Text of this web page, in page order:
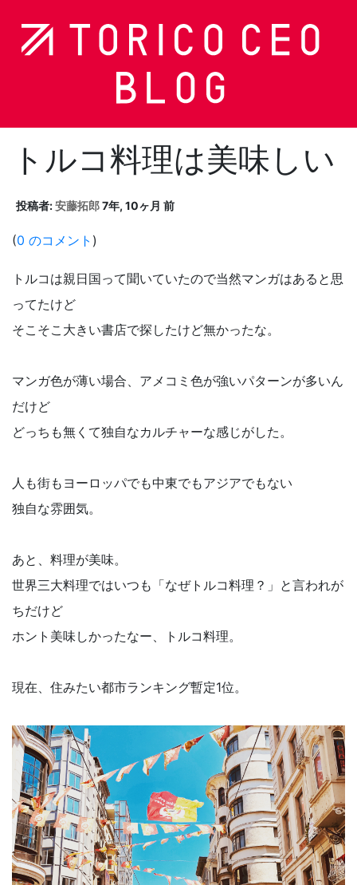
トルコ料理は美味しい
投稿者:安藤拓郎7年, 10ヶ月 前
(0 のコメント )
トルコは親日国って聞いていたので当然マンガはあると思
ってたけど
そこそこ大きい書店で探したけど無かったな。
マンガ色が薄い場合、アメコミ色が強いパターンが多いん
だけど
どっちも無くて独自なカルチャーな感じがした。
人も街もヨーロッパでも中東でもアジアでもない
独自な雰囲気。
あと、料理が美味。
世界三大料理ではいつも「なぜトルコ料理？」と言われが
ちだけど
ホント美味しかったなー、トルコ料理。
現在、住みたい都市ランキング暫定1位。